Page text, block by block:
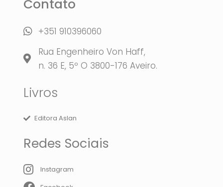
Contato
+351 910396060
Rua Engenheiro Von Haff,
n. 36 E, 5º O 3800-176 Aveiro.
Livros
Editora Aslan
Redes Sociais
Instagram